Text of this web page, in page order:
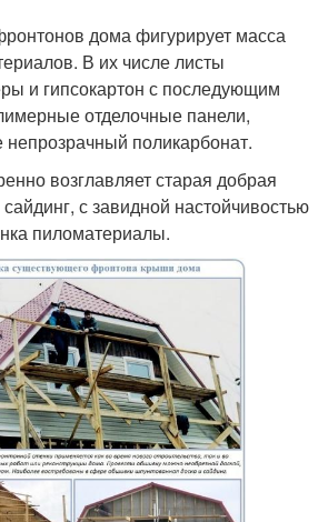
дома фигурирует масса
В их числе листы
и гипсокартон с последующим
отделочные панели,
поликарбонат.
возглавляет старая добрая
с завидной настойчивостью
пиломатериалы.